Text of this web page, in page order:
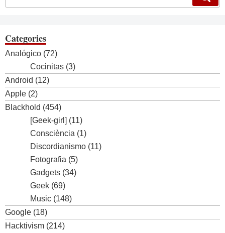
Categories
Analógico (72)
Cocinitas (3)
Android (12)
Apple (2)
Blackhold (454)
[Geek-girl] (11)
Consciència (1)
Discordianismo (11)
Fotografia (5)
Gadgets (34)
Geek (69)
Music (148)
Google (18)
Hacktivism (214)